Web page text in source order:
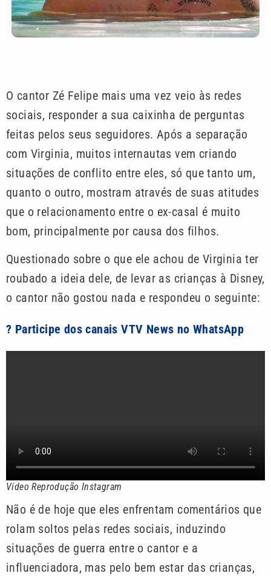
O cantor Zé Felipe mais uma vez veio às redes
sociais, responder a sua caixinha de perguntas
feitas pelos seus seguidores. Após a separação
com Virginia, muitos internautas vem criando
situações de conflito entre eles, só que tanto um,
quanto o outro, mostram através de suas atitudes
que o relacionamento entre o ex-casal é muito
bom, principalmente por causa dos filhos.
Questionado sobre o que ele achou de Virginia ter
roubado a ideia dele, de levar as crianças à Disney,
o cantor não gostou nada e respondeu o seguinte:
? Participe dos canais VTV News no WhatsApp
Vídeo Reprodução Instagram
Não é de hoje que eles enfrentam comentários que
rolam soltos pelas redes sociais, induzindo
situações de guerra entre o cantor e a
influenciadora, mas pelo bem estar das crianças,